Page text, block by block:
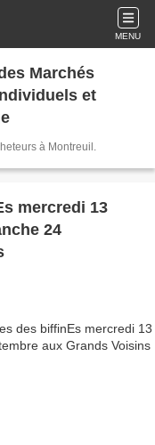
MENU
Marchés
et
à Montreuil.
mercredi 13
24